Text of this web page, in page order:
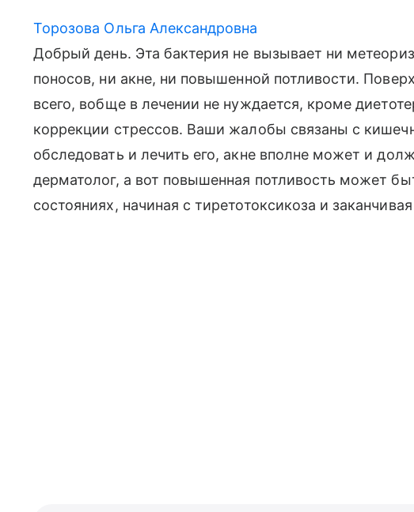
Торозова Ольга Александровна
Добрый день. Эта бактерия не вызывает ни
поносов, ни акне, ни повышенной потливости.
всего, вобще в лечении не нуждается, кроме
коррекции стрессов. Ваши жалобы связаны с
обследовать и лечить его, акне вполне может и
дерматолог, а вот повышенная потливость может
состояниях, начиная с тиретотоксикоза и